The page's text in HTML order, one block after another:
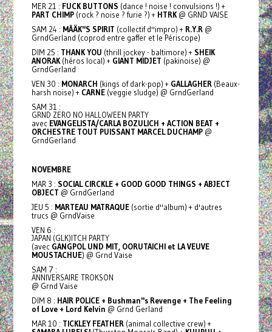
MER 21 : FUCK BUTTONS (dance ! noise ! convulsions !) +
PART CHIMP (rock ? noise ? furie ?) + HTRK@ GRND VAISE
SAM 24 : MÂÄK''S SPIRIT (collectif d''impro) + R.Y.R @
GrndGerland (coprod entre gaffer et le Périscope)
DIM 25 : THANK YOU (thrill jockey - baltimore) + SHEIK
ANORAK(héros local) + GIANT MIDJET (pakinoise) @
GrndGerland
VEN 30 : MONARCH (kings of dark-pop) + GALLAGHER(Beaux-
harsh noise) + CARNE(veggie sludge) @ GrndGerland
SAM 31 :
GRND ZERO NO HALLOWEEN PARTY
avec EVANGELISTA/CARLA BOZULICH + ACTION BEAT +
ORCHESTRE TOUT PUISSANT MARCEL DUCHAMP@
GrndGerland
NOVEMBRE
MAR 3 : SOCIAL CIRCKLE + GOOD GOOD THINGS + ABJECT
OBJECT @ GrndGerland
JEU 5 : MARTEAU MATRAQUE(sortie d''album) + d'autres
trucs @ GrndVaise
VEN 6 :
JAPAN (GLK)ITCH PARTY
(avec GANGPOL UND MIT, OORUTAICHI et LA VEUVE
MOUSTACHUE) @ Grnd Vaise
SAM 7 :
ANNIVERSAIRE TROKSON
@ Grnd Vaise
DIM 8 : HAIR POLICE + Bushman''s Revenge + The Feeling
of Love + Lord Kelvin @ Grnd Gerland
MAR 10 : TICKLEY FEATHER(animal collective crew) +